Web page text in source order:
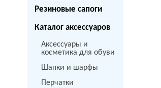
Резиновые сапоги
Каталог аксессуаров
Аксессуары и
косметика для обуви
Шапки и шарфы
Перчатки